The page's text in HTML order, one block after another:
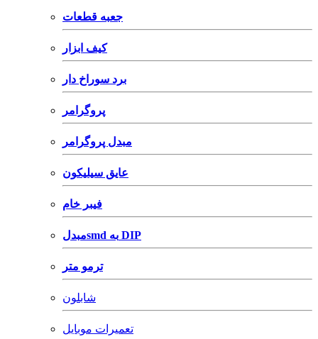
جعبه قطعات
کیف ابزار
برد سوراخ دار
پروگرامر
مبدل پروگرامر
عایق سیلیکون
فیبر خام
مبدلsmd به DIP
ترمو متر
شابلون
تعمیرات موبایل